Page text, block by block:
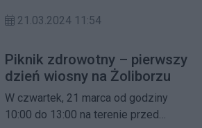
dla mieszkańców Żoliborza.
21.03.2024 11:54
Piknik zdrowotny – pierwszy
dzień wiosny na Żoliborzu
W czwartek, 21 marca od godziny
10:00 do 13:00 na terenie przed